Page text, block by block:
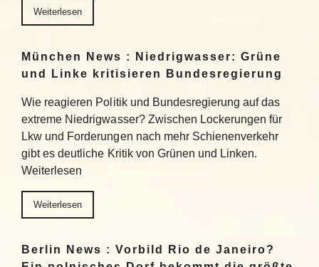
Weiterlesen
München News : Niedrigwasser: Grüne
und Linke kritisieren Bundesregierung
Wie reagieren Politik und Bundesregierung auf das
extreme Niedrigwasser? Zwischen Lockerungen für
Lkw und Forderungen nach mehr Schienenverkehr
gibt es deutliche Kritik von Grünen und Linken.
Weiterlesen
Weiterlesen
Berlin News : Vorbild Rio de Janeiro?